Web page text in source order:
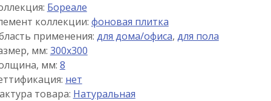
Бореале
коллекции: фоновая плитка
применения: для дома/офиса, для пола
мм: 300x300
мм: 8
нет
товара: Натуральная